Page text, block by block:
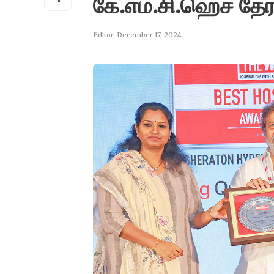
கே.எம்.சி.ஹெச்
Editor, December 17, 2024